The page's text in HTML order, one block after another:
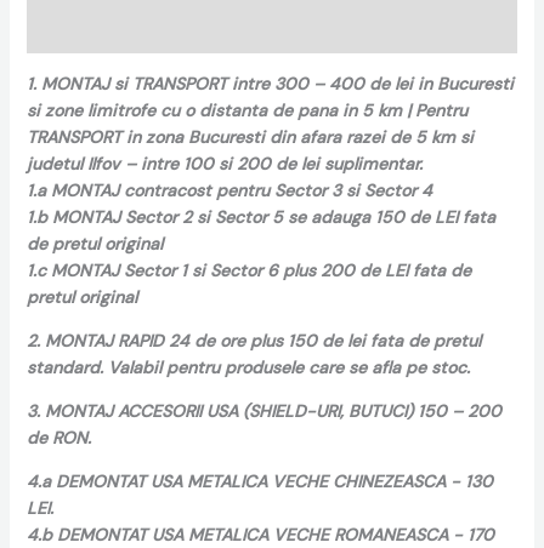
1. MONTAJ si TRANSPORT intre 300 – 400 de lei in Bucuresti
si zone limitrofe cu o distanta de pana in 5 km | Pentru
TRANSPORT in zona Bucuresti din afara razei de 5 km si
judetul Ilfov – intre 100 si 200 de lei suplimentar.
1.a MONTAJ contracost pentru Sector 3 si Sector 4
1.b MONTAJ Sector 2 si Sector 5 se adauga 150 de LEI fata
de pretul original
1.c MONTAJ Sector 1 si Sector 6 plus 200 de LEI fata de
pretul original
2. MONTAJ RAPID 24 de ore plus 150 de lei fata de pretul
standard. Valabil pentru produsele care se afla pe stoc.
3. MONTAJ ACCESORII USA (SHIELD-URI, BUTUCI) 150 – 200
de RON.
4.a DEMONTAT USA METALICA VECHE CHINEZEASCA - 130
LEI.
4.b DEMONTAT USA METALICA VECHE ROMANEASCA - 170